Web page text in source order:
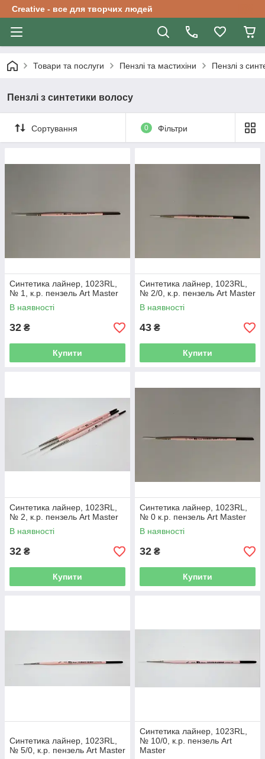
Creative - все для творчих людей
Товари та послуги Пензлі та мастихіни Пензлі з
Пензлі з синтетики волосу
Сортування 0 Фільтри
Синтетика лайнер, 1023RL,
№ 1, к.р. пензель Art Master
В наявності
32 ₴
Купити
Синтетика лайнер, 1023RL,
№ 2/0, к.р. пензель Art Master
В наявності
43 ₴
Купити
Синтетика лайнер, 1023RL,
№ 2, к.р. пензель Art Master
В наявності
32 ₴
Купити
Синтетика лайнер, 1023RL,
№ 0 к.р. пензель Art Master
В наявності
32 ₴
Купити
Синтетика лайнер, 1023RL,
№ 5/0, к.р. пензель Art Master
Синтетика лайнер, 1023RL,
№ 10/0, к.р. пензель Art
Master